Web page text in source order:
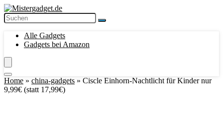
Alle Gadgets
Gadgets bei Amazon
Home » china-gadgets » Ciscle Einhorn-Nachtlicht für Kinder nur
9,99€ (statt 17,99€)